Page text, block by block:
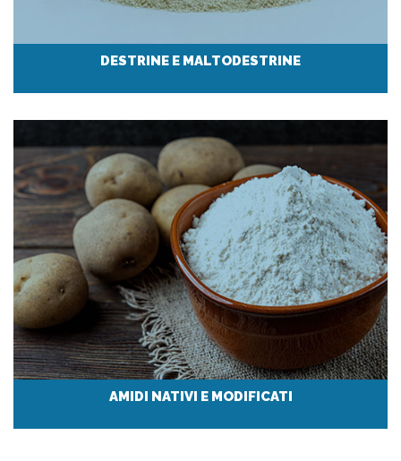
DESTRINE E MALTODESTRINE
AMIDI NATIVI E MODIFICATI